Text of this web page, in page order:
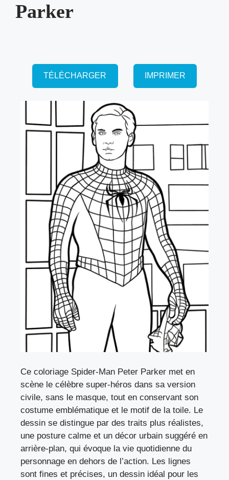
Parker
TÉLÉCHARGER IMPRIMER
Ce coloriage Spider-Man Peter Parker met en
scène le célèbre super-héros dans sa version
civile, sans le masque, tout en conservant son
costume emblématique et le motif de la toile. Le
dessin se distingue par des traits plus réalistes,
une posture calme et un décor urbain suggéré en
arrière-plan, qui évoque la vie quotidienne du
personnage en dehors de l’action. Les lignes
sont fines et précises, un dessin idéal pour les